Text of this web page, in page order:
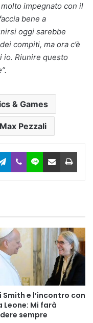
molto impegnato con il
bene a
oggi sarebbe
compiti, ma ora c’è
io. Riunire questo
& Games
Pezzali
Telegram
ViberLine Condividi via Email
Smith e l’incontro con
Leone: Mi farà
sempre